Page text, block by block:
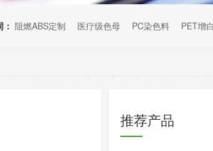
阻燃ABS定制 医疗级色母 PC染色料 PET增
推荐产品